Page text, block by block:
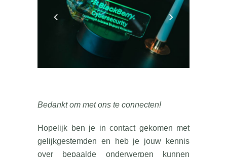
Bedankt om met ons te connecten!
Hopelijk ben je in contact gekomen met
gelijkgestemden en heb je jouw kennis
over bepaalde onderwerpen kunnen